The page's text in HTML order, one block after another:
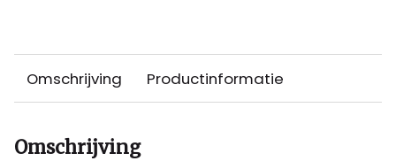
Omschrijving Productinformatie
Omschrijving